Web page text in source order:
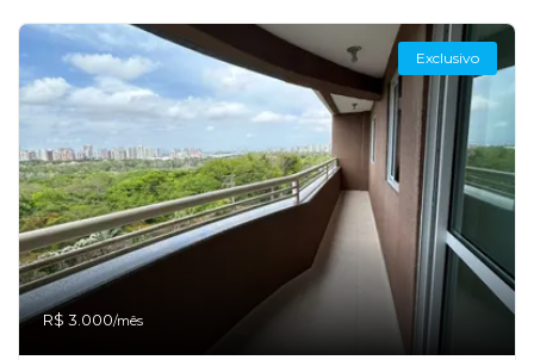
Exclusivo
R$ 3.000/mês